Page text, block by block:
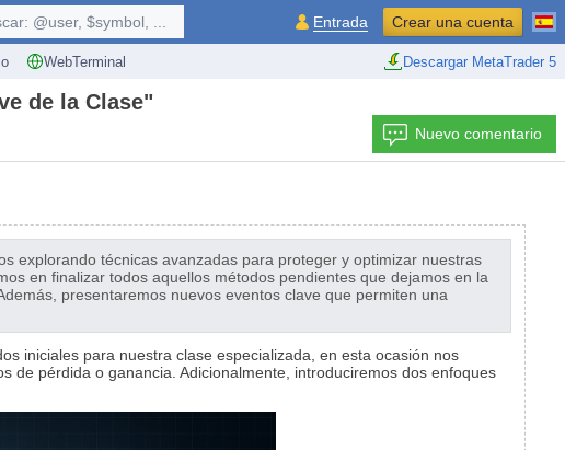
WebTerminal Descargar MetaTrader 5
@user, $symbol, ... Entrada Crear una cuenta
de la Clase"
Nuevo comentario
explorando técnicas avanzadas para proteger y optimizar nuestras
en finalizar todos aquellos métodos pendientes que dejamos en la
presentaremos nuevos eventos clave que permiten una
iniciales para nuestra clase especializada, en esta ocasión nos
de pérdida o ganancia. Adicionalmente, introduciremos dos enfoques